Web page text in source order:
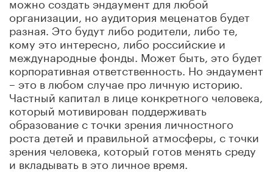
организации, но аудитория меценатов будет
разная. Это будут либо родители, либо те,
кому это интересно, либо российские и
международные фонды. Может быть, это будет
корпоративная ответственность. Но эндаумент
– это в любом случае про личную историю.
Частный капитал в лице конкретного человека,
который мотивирован поддерживать
образование с точки зрения личностного
роста детей и правильной атмосферы, с точки
зрения человека, который готов менять среду
и вкладывать в это личное время.